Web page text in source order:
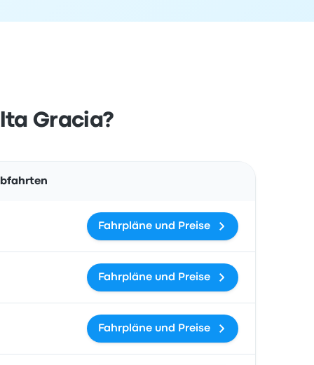
Gracia?
Fahrpläne und Preise
Fahrpläne und Preise
Fahrpläne und Preise